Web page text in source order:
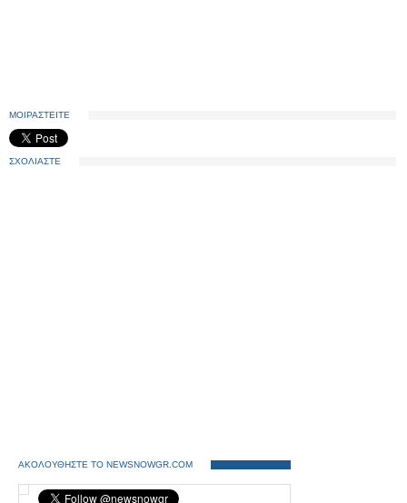
ΜΟΙΡΑΣΤΕΙΤΕ
ΣΧΟΛΙΑΣΤΕ
ΑΚΟΛΟΥΘΗΣΤΕ ΤΟ NEWSNOWGR.COM